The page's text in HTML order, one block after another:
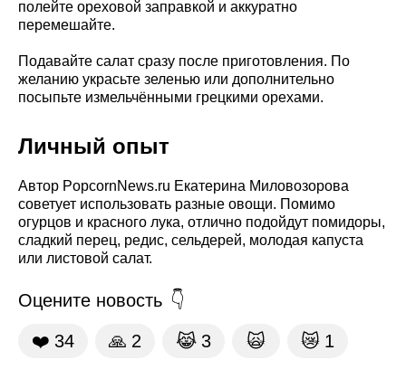
полейте ореховой заправкой и аккуратно
перемешайте.
Подавайте салат сразу после приготовления. По
желанию украсьте зеленью или дополнительно
посыпьте измельчёнными грецкими орехами.
Личный опыт
Автор PopcornNews.ru Екатерина Миловозорова
советует использовать разные овощи. Помимо
огурцов и красного лука, отлично подойдут помидоры,
сладкий перец, редис, сельдерей, молодая капуста
или листовой салат.
Оцените новость
❤️ 34 🙏 2 😹 3 🙀 😿 1